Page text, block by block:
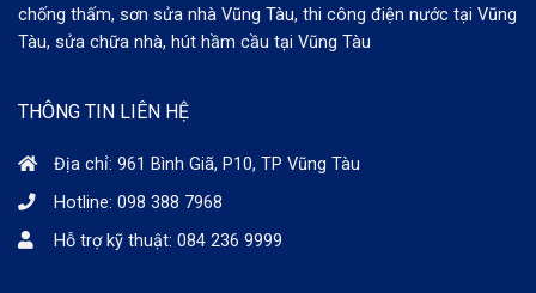
chống thấm, sơn sửa nhà Vũng Tàu, thi công điện nước tại Vũng
Tàu, sửa chữa nhà, hút hầm cầu tại Vũng Tàu
THÔNG TIN LIÊN HỆ
Địa chỉ: 961 Bình Giã, P10, TP Vũng Tàu
Hotline: 098 388 7968
Hỗ trợ kỹ thuật: 084 236 9999